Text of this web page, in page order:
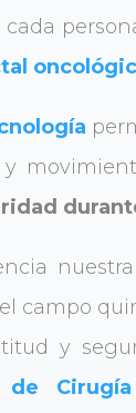
y
campo
y
de